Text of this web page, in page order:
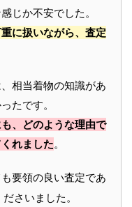
じか不安でした。
に扱いながら、査定
相当着物の知識があ
たです。
、どのような理由で
れました。
要領の良い査定であ
ださいました。